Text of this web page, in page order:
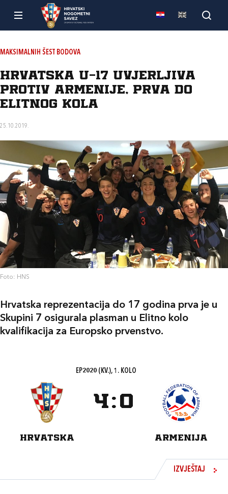
MAKSIMALNIH ŠEST BODOVA
Hrvatska U-17 uvjerljiva
protiv Armenije, prva do
Elitnog kola
25.10.2019.
Foto: HNS
Hrvatska reprezentacija do 17 godina prva je u
Skupini 7 osigurala plasman u Elitno kolo
kvalifikacija za Europsko prvenstvo.
EP2020 (KV.), 1. KOLO
HRVATSKA
4: 0
ARMENIJA
IZVJEŠTAJ